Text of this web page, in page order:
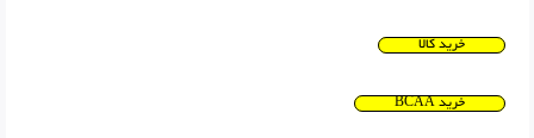
خرید کالا
خرید BCAA